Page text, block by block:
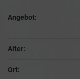
Angebot:
Alter:
Ort: